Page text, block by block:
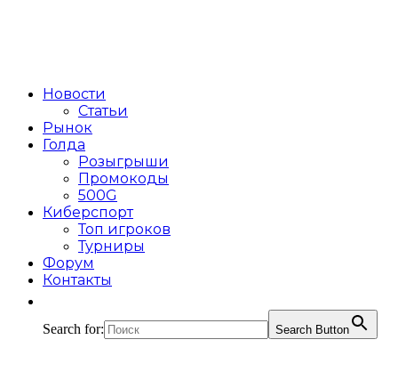
Новости
Статьи
Рынок
Голда
Розыгрыши
Промокоды
500G
Киберспорт
Топ игроков
Турниры
Форум
Контакты
Search for: Search Button